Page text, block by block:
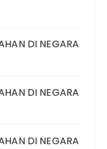
DI NEGARA
DI NEGARA
DI NEGARA